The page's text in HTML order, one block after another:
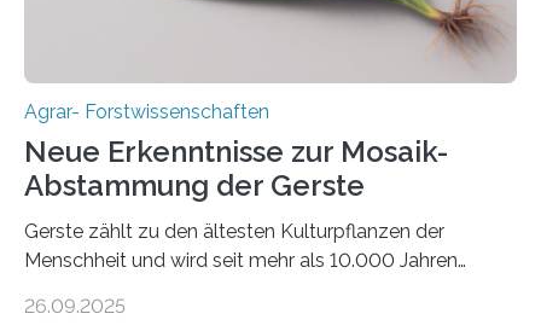
Agrar- Forstwissenschaften
Neue Erkenntnisse zur Mosaik-
Abstammung der Gerste
Gerste zählt zu den ältesten Kulturpflanzen der
Menschheit und wird seit mehr als 10.000 Jahren
einzigen Ort domestiziert wurde. Eine neue Studie eines
26.09.2025